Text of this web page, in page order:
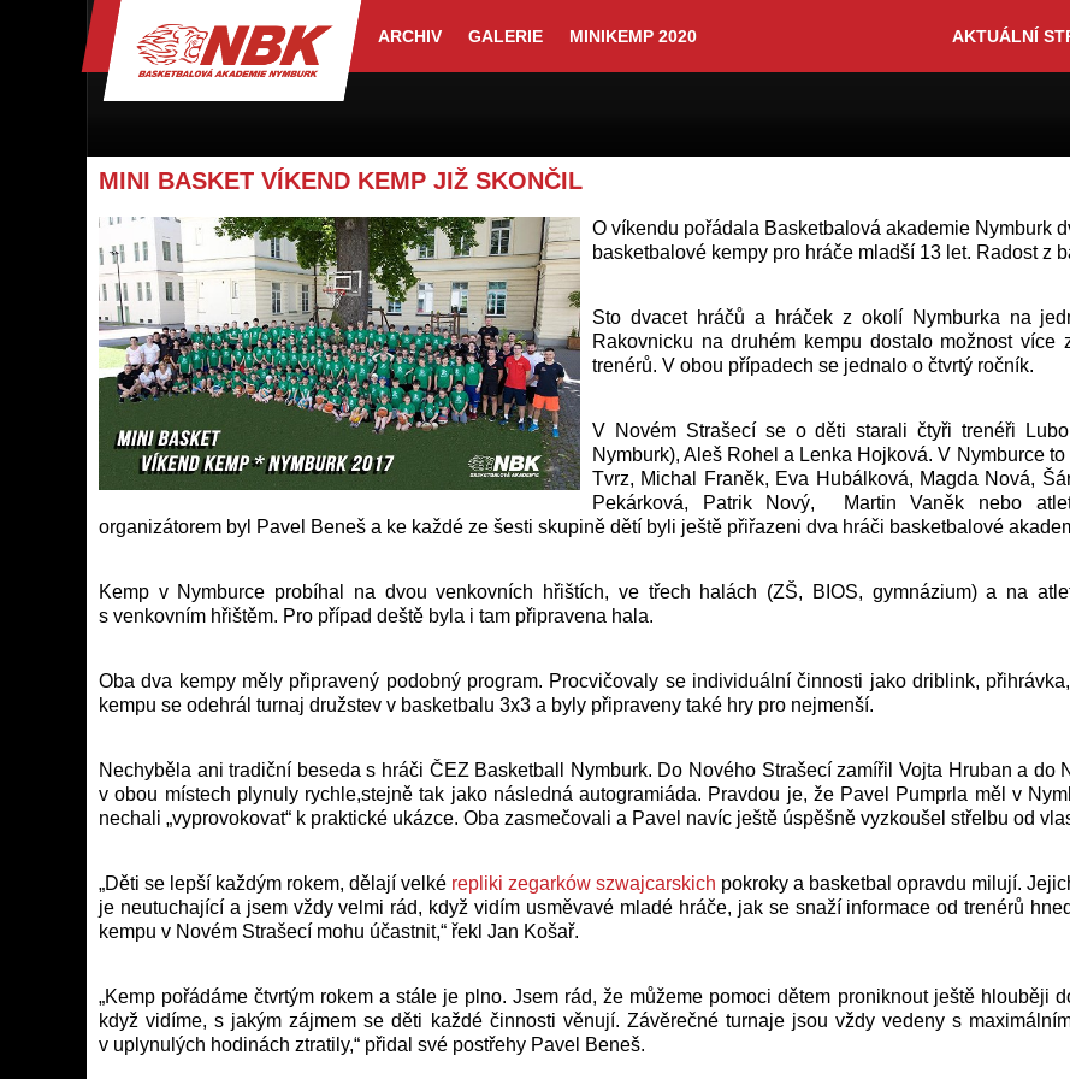
ARCHIV GALERIE MINIKEMP 2020 AKTUÁLNÍ
MINI BASKET VÍKEND KEMP JIŽ SKONČIL
O víkendu pořádala Basketbalová akademie Nymburk
basketbalové kempy pro hráče mladší 13 let. Radost z
Sto dvacet hráčů a hráček z okolí Nymburka na
Rakovnicku na druhém kempu dostalo možnost
trenérů. V obou případech se jednalo o čtvrtý ročník.
V Novém Strašecí se o děti starali čtyři trenéři
Nymburk), Aleš Rohel a Lenka Hojková. V Nymburce
Tvrz, Michal Franěk, Eva Hubálková, Magda Nová,
Pekárková, Patrik Nový, Martin Vaněk nebo
organizátorem byl Pavel Beneš a ke každé ze šesti skupině dětí byli ještě přiřazeni dva hráči basketbalové
Kemp v Nymburce probíhal na dvou venkovních hřištích, ve třech halách (ZŠ, BIOS, gymnázium) a na
s venkovním hřištěm. Pro případ deště byla i tam připravena hala.
Oba dva kempy měly připravený podobný program. Procvičovaly se individuální činnosti jako driblink,
kempu se odehrál turnaj družstev v basketbalu 3x3 a byly připraveny také hry pro nejmenší.
Nechyběla ani tradiční beseda s hráči ČEZ Basketball Nymburk. Do Nového Strašecí zamířil Vojta Hruban a
v obou místech plynuly rychle,stejně tak jako následná autogramiáda. Pravdou je, že Pavel Pumprla měl v
nechali „vyprovokovat“ k praktické ukázce. Oba zasmečovali a Pavel navíc ještě úspěšně vyzkoušel střelbu od
„Děti se lepší každým rokem, dělají velké repliki zegarków szwajcarskich pokroky a basketbal opravdu milují.
je neutuchající a jsem vždy velmi rád, když vidím usměvavé mladé hráče, jak se snaží informace od trenérů
kempu v Novém Strašecí mohu účastnit,“ řekl Jan Košař.
„Kemp pořádáme čtvrtým rokem a stále je plno. Jsem rád, že můžeme pomoci dětem proniknout ještě hlouběji
když vidíme, s jakým zájmem se děti každé činnosti věnují. Závěrečné turnaje jsou vždy vedeny s
v uplynulých hodinách ztratily,“ přidal své postřehy Pavel Beneš.